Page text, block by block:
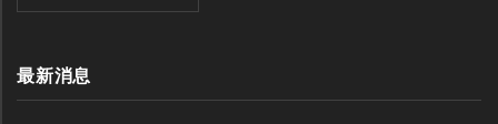
最新消息